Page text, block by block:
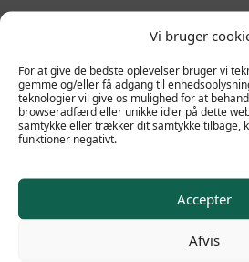
Vi bruger
For at give de bedste oplevelser bruger vi
gemme og/eller få adgang til
teknologier vil give os mulighed for at
browseradfærd eller unikke id'er på dette
samtykke eller trækker dit samtykke tilbage,
funktioner negativt.
Accepter
Afvis
POPULÆRE
Familieskiferie
Firma skirejser